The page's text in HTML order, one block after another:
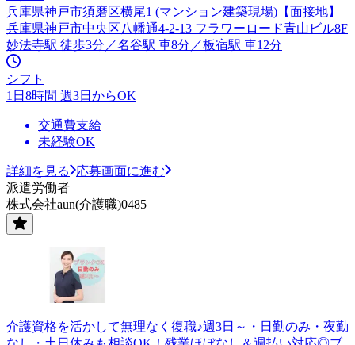
兵庫県神戸市須磨区横尾1 (マンション建築現場)【面接地】
兵庫県神戸市中央区八幡通4-2-13 フラワーロード青山ビル8F
妙法寺駅 徒歩3分／名谷駅 車8分／板宿駅 車12分
シフト
1日8時間 週3日からOK
交通費支給
未経験OK
詳細を見る
応募画面に進む
派遣労働者
株式会社aun(介護職)0485
介護資格を活かして無理なく復職♪週3日～・日勤のみ・夜勤